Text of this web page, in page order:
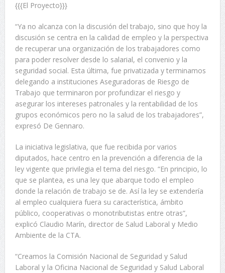
{{{El Proyecto}}}
“Ya no alcanza con la discusión del trabajo, sino que hoy la
discusión se centra en la calidad de empleo y la perspectiva
de recuperar una organización de los trabajadores como
para poder resolver desde lo salarial, el convenio y la
seguridad social. Esta última, fue privatizada y terminamos
delegando a instituciones Aseguradoras de Riesgo de
Trabajo que terminaron por profundizar el riesgo y
asegurar los intereses patronales y la rentabilidad de los
grupos económicos pero no la salud de los trabajadores”,
expresó De Gennaro.
La iniciativa legislativa, que fue recibida por varios
diputados, hace centro en la prevención a diferencia de la
ley vigente que privilegia el tema del riesgo. “En principio, lo
que se plantea, es una ley que abarque todo el empleo
donde la relación de trabajo se de. Así la ley se extendería
al empleo cualquiera fuera su característica, ámbito
público, cooperativas o monotributistas entre otras”,
explicó Claudio Marín, director de Salud Laboral y Medio
Ambiente de la CTA.
“Creamos la Comisión Nacional de Seguridad y Salud
Laboral y la Oficina Nacional de Seguridad y Salud Laboral